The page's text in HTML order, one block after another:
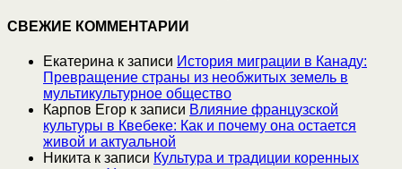
СВЕЖИЕ КОММЕНТАРИИ
Екатерина к записи История миграции в Канаду:
Превращение страны из необжитых земель в
мультикультурное общество
Карпов Егор к записи Влияние французской
культуры в Квебеке: Как и почему она остается
живой и актуальной
Никита к записи Культура и традиции коренных